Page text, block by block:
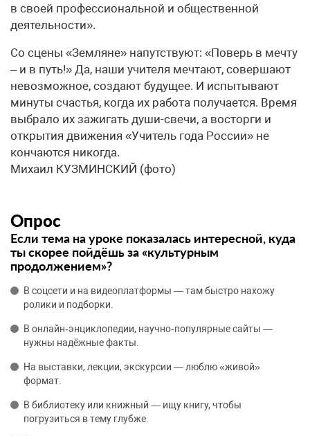
в своей профессиональной и общественной
деятельности».
Со сцены «Земляне» напутствуют: «Поверь в мечту
– и в путь!» Да, наши учителя мечтают, совершают
невозможное, создают будущее. И испытывают
минуты счастья, когда их работа получается. Время
выбрало их зажигать души-свечи, а восторги и
открытия движения «Учитель года России» не
кончаются никогда.
Михаил КУЗМИНСКИЙ (фото)
Опрос
Если тема на уроке показалась интересной, куда
ты скорее пойдёшь за «культурным
продолжением»?
В соцсети и на видеоплатформы — там быстро нахожу
ролики и подборки.
В онлайн‑энциклопедии, научно‑популярные сайты —
нужны надёжные факты.
На выставки, лекции, экскурсии — люблю «живой»
формат.
В библиотеку или книжный — ищу книгу, чтобы
погрузиться в тему глубже.